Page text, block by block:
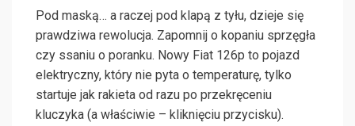
Pod maską… a raczej pod klapą z tyłu, dzieje się
prawdziwa rewolucja. Zapomnij o kopaniu sprzęgła
czy ssaniu o poranku. Nowy Fiat 126p to pojazd
elektryczny, który nie pyta o temperaturę, tylko
startuje jak rakieta od razu po przekręceniu
kluczyka (a właściwie – kliknięciu przycisku).